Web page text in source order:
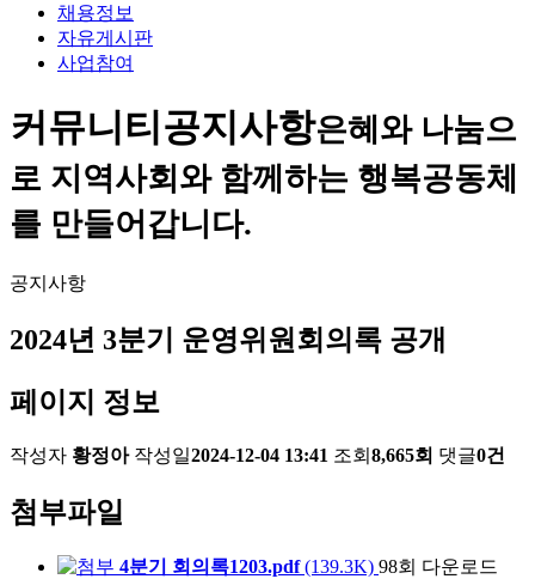
채용정보
자유게시판
사업참여
커뮤니티공지사항은혜와 나눔으
로 지역사회와 함께하는 행복공동체
를 만들어갑니다.
공지사항
2024년 3분기 운영위원회의록 공개
페이지 정보
작성자 황정아 작성일2024-12-04 13:41 조회 8,665회 댓글0건
첨부파일
4분기 회의록1203.pdf(139.3K) 98회 다운로드